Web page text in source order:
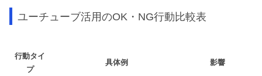
ユーチューブ活用のOK・NG行動比較表
行動タイ
プ
具体例 影響